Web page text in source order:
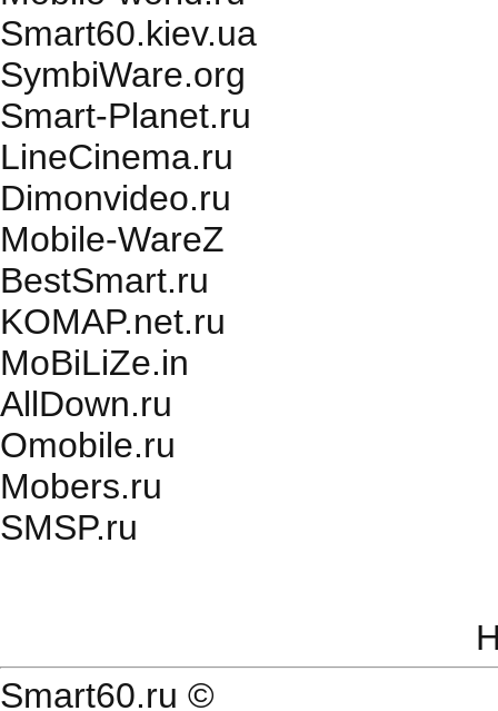
Smart60.kiev.ua
SymbiWare.org
Smart-Planet.ru
LineCinema.ru
Dimonvideo.ru
Mobile-WareZ
BestSmart.ru
KOMAP.net.ru
MoBiLiZe.in
AllDown.ru
Оmobile.ru
Mobers.ru
SMSP.ru
Smart60.ru ©